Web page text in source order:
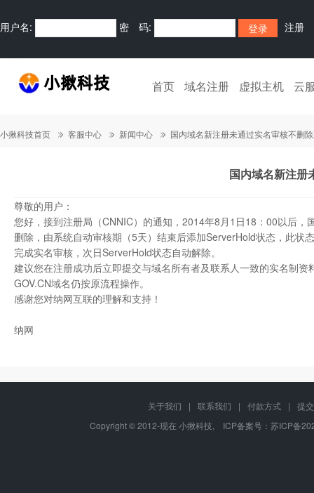
用户名: 密 码: 注册
首页 域名注册 虚拟主机 云
小揪科技首页 客服中心 新闻中心 国内域名新注册未通过实名审核不删
国内域名新注册
尊敬的用户：
您好，接到注册局（CNNIC）的通知，2014年8月1日18：00以后
删除，由系统自动审核期（5天）结束后添加ServerHold状态，此状
完成实名审核，次日ServerHold状态自动解除。
建议您在注册成功后立即提交与域名所有者及联系人一致的实名制资
GOV.CN域名仍按原流程操作。
感谢您对纳网互联的理解和支持！
纳网
关于我们 | 联系我们 | 付款方式 |
提
Copyright © 2012-现在 小揪科技, ICP备案号： 苏ICP备